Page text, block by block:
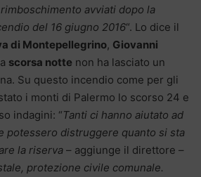
avviati dopo la
del 16 giugno 2016“. Lo dice il
di Montepellegrino, Giovanni
scorsa notte non ha lasciato un
Su questo incendio come per gli
i monti di Palermo lo scorso 24 e
indagini: “Tanti ci hanno aiutato ad
potessero distruggere quanto si sta
la riserva – aggiunge il direttore –
protezione civile comunale.